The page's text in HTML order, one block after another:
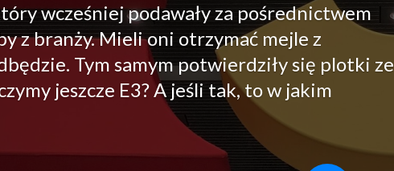
wcześniej podawały za pośrednictwem
z branży. Mieli oni otrzymać mejle z
Tym samym potwierdziły się plotki ze
jeszcze E3? A jeśli tak, to w jakim